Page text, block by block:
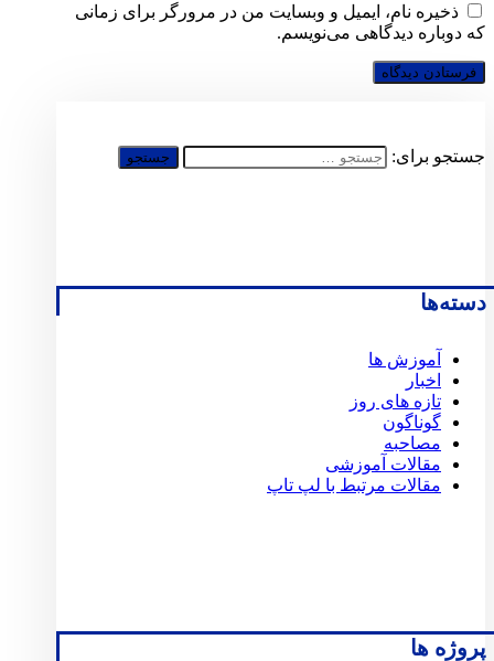
ذخیره نام، ایمیل و وبسایت من در مرورگر برای زمانی
که دوباره دیدگاهی می‌نویسم.
جستجو برای:
دسته‌ها
آموزش ها
اخبار
تازه های روز
گوناگون
مصاحبه
مقالات آموزشی
مقالات مرتبط با لپ تاپ
پروژه ها